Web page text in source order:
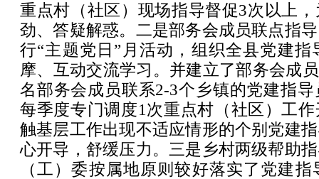
重点村（社区）现场指导督促3次以上
劲、答疑解惑。二是部务会成员联点指
行“主题党日”月活动，组织全县党建
摩、互动交流学习。并建立了部务会成
名部务会成员联系2-3个乡镇的党建指
每季度专门调度1次重点村（社区）工
触基层工作出现不适应情形的个别党建
心开导，舒缓压力。三是乡村两级帮助
（工）委按属地原则较好落实了党建